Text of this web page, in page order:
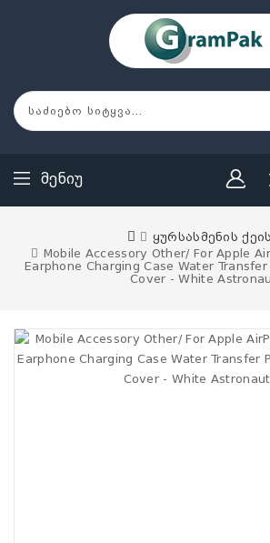
Მენიუ
ყურსასმენის
Mobile Accessory Other/ For Apple
Earphone Charging Case Water
Cover - White